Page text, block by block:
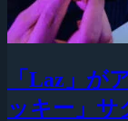
「Laz」が
ッキー」